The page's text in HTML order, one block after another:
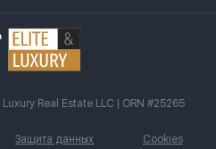
Real Estate LLC | ORN #25265
Защита данных Cookies